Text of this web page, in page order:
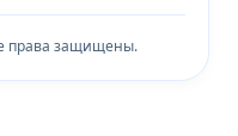
права защищены.